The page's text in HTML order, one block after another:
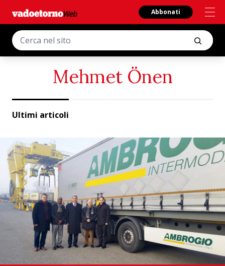
Abbonati
Mehmet Önen
Ultimi articoli